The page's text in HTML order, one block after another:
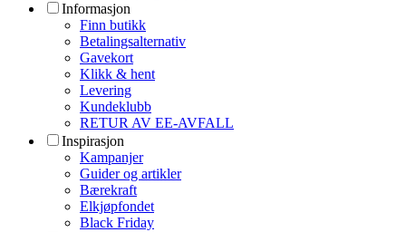
Informasjon
Finn butikk
Betalingsalternativ
Gavekort
Klikk & hent
Levering
Kundeklubb
RETUR AV EE-AVFALL
Inspirasjon
Kampanjer
Guider og artikler
Bærekraft
Elkjøpfondet
Black Friday